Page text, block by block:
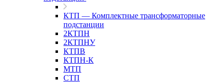
КТП — Комплектные трансформаторные
подстанции
2КТПН
2КТПНУ
КТПВ
КТПН-К
МТП
СТП